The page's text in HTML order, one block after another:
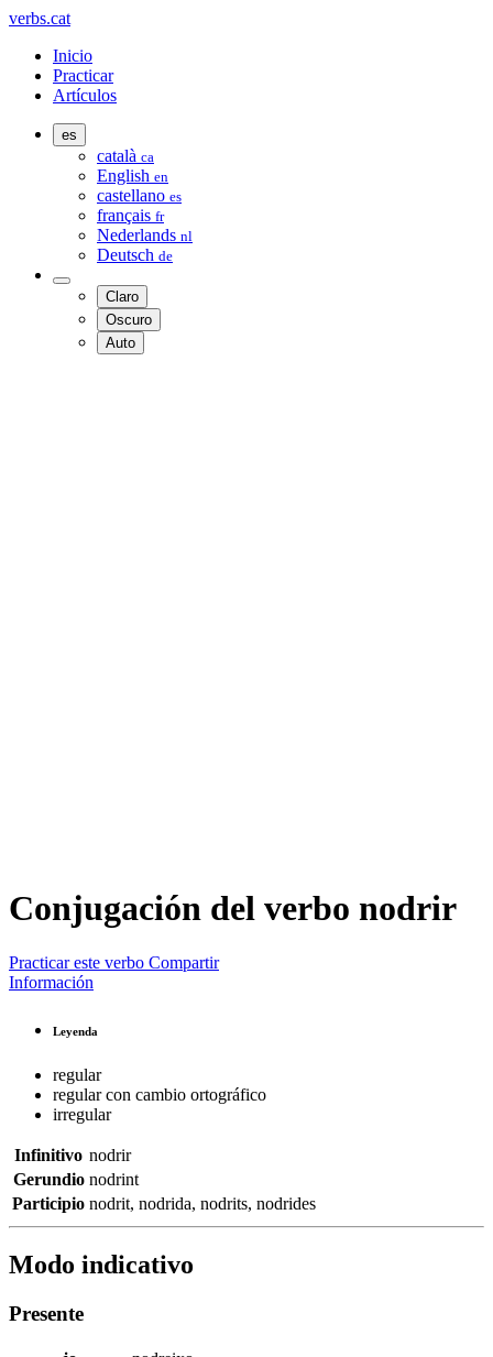
verbs.cat
Inicio
Practicar
Artículos
es
català ca
English en
castellano es
français fr
Nederlands nl
Deutsch de
Claro
Oscuro
Auto
Conjugación del verbo nodrir
Practicar este verbo Compartir
Información
Leyenda
regular
regular con cambio ortográfico
irregular
Infinitivo nodrir
Gerundio nodrint
Participio nodrit, nodrida, nodrits, nodrides
Modo indicativo
Presente